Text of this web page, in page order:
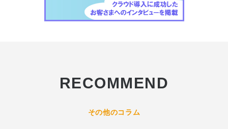
RECOMMEND
その他のコラム